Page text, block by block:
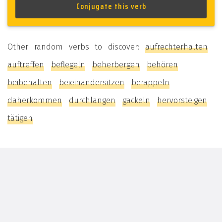
Other random verbs to discover: aufrechterhalten
auftreffen
beflegeln beherbergen
behören
beibehalten
beieinandersitzen
berappeln
daherkommen
durchlangen gackeln
hervorsteigen
tätigen